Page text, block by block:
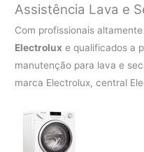
Assistência Lava e
Com profissionais
Electrolux e qualificados a
manutenção para lava e
marca Electrolux, central